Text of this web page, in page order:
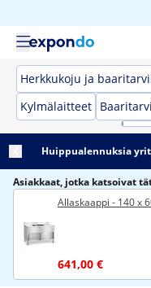
Herkkukoju ja
Kylmälaitteet
Huippualennuksia
Asiakkaat, jotka katsoivat
Allaskaappi - 140 x
641,00 €